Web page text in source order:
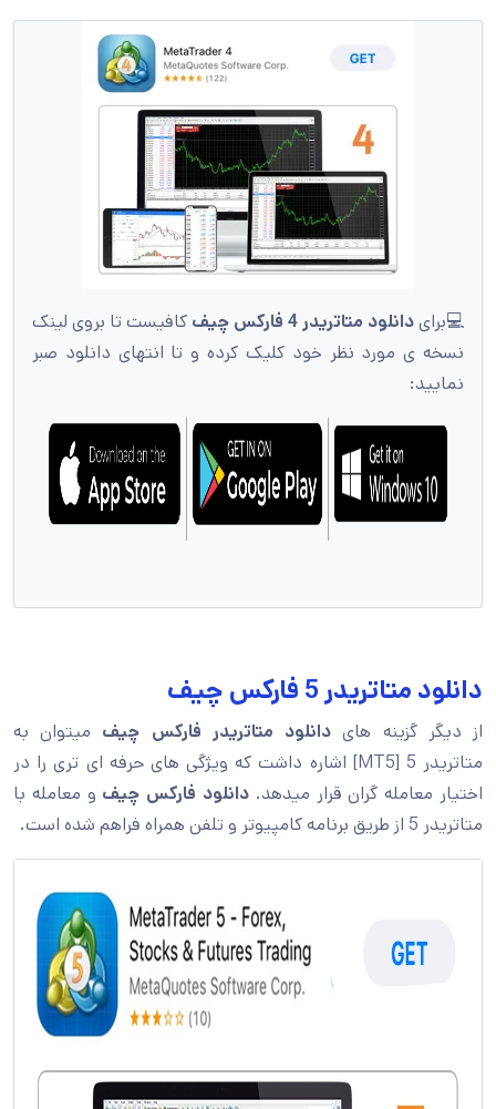
💻برایدانلود متاتریدر 4 فارکس چیف
کافیست تا بروی لینک
نسخه ی مورد نظر خود کلیک کرده و تا انتهای دانلود صبر
نمایید:
دانلود متاتریدر 5 فارکس چیف
از دیگر گزینه های دانلود متاتریدر فارکس چیف میتوان به
متاتریدر 5 [MT5] اشاره داشت که ویژگی های حرفه ای تری را در
اختیار معامله گران قرار میدهد. دانلود فارکس چیف و معامله با
متاتریدر 5 از طریق برنامه کامپیوتر و تلفن همراه فراهم شده است.